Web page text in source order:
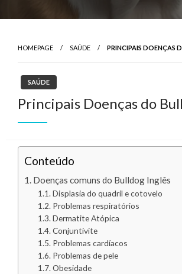
HOMEPAGE SAÚDE PRINCIPAIS DOENÇAS
SAÚDE
Principais Doenças do
Conteúdo
Doenças comuns do Bulldog Inglês
Displasia do quadril e cotovelo
Problemas respiratórios
Dermatite Atópica
Conjuntivite
Problemas cardíacos
Problemas de pele
Obesidade